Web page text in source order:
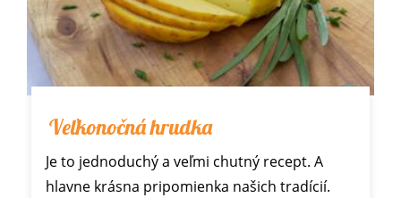
Veľkonočná hrudka
Je to jednoduchý a veľmi chutný recept. A
hlavne krásna pripomienka našich tradícií.